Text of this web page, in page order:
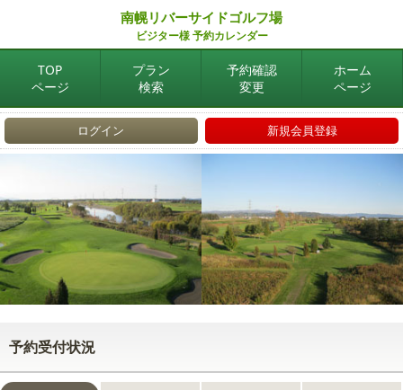
南幌リバーサイドゴルフ場
ビジター様 予約カレンダー
TOP
ページ
プラン
検索
予約確認
変更
ホーム
ページ
ログイン 新規会員登録
予約受付状況